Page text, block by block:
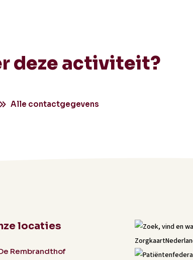
deze activiteit?
Alle contactgegevens
locaties
Rembrandthof